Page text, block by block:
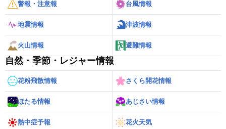
警報・注意報 台風情報
地震情報 津波情報
火山情報 避難情報
自然・季節・レジャー情報
花粉飛散情報 さくら開花情報
ほたる情報 あじさい情報
熱中症予報 花火天気